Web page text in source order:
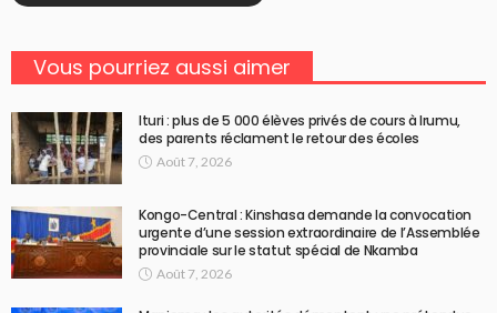
Vous pourriez aussi aimer
Ituri : plus de 5 000 élèves privés de cours à Irumu,
des parents réclament le retour des écoles
Août 7, 2026
Kongo-Central : Kinshasa demande la convocation
urgente d’une session extraordinaire de l’Assemblée
provinciale sur le statut spécial de Nkamba
Août 7, 2026